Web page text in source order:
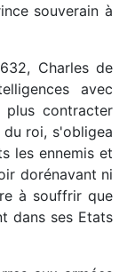
souverain à
Charles de
avec
plus contracter
du roi, s'obligea
les ennemis et
dorénavant ni
à souffrir que
dans ses Etats